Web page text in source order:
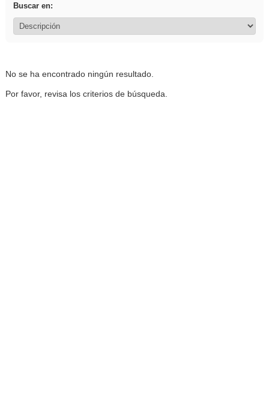
Buscar en:
No se ha encontrado ningún resultado.
Por favor, revisa los criterios de búsqueda.